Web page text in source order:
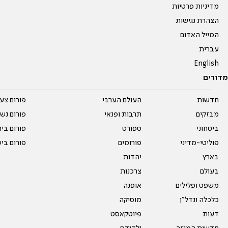
מדיניות פרטיות
הצהרת נגישות
המייל האדום
עברית
English
מדורים
חדשות
מבזקים
ביטחוני
פוליטי-מדיני
בארץ
בעולם
משפט ופלילים
כלכלה ונדל"ן
דעות
העולם הערבי
תרבות ופנאי
ספורט
פורומים
יהדות
צרכנות
אופנה
מוסיקה
פיוטקאסט
פורום
פורום
פורום
פורום